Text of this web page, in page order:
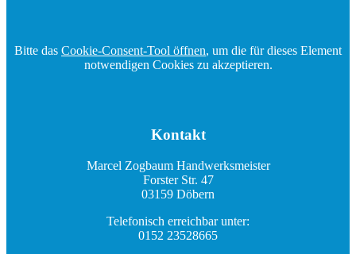
Bitte das Cookie-Consent-Tool öffnen, um die für dieses Element
notwendigen Cookies zu akzeptieren.
Kontakt
Marcel Zogbaum Handwerksmeister
Forster Str. 47
03159 Döbern
Telefonisch erreichbar unter:
0152 23528665